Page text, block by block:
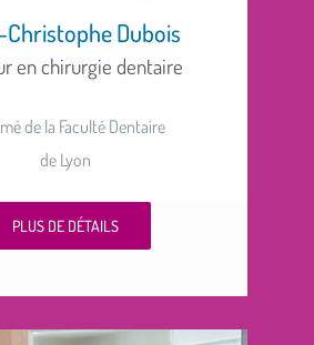
Dubois
en chirurgie dentaire
de la Faculté Dentaire
de Lyon
PLUS DE DÉTAILS